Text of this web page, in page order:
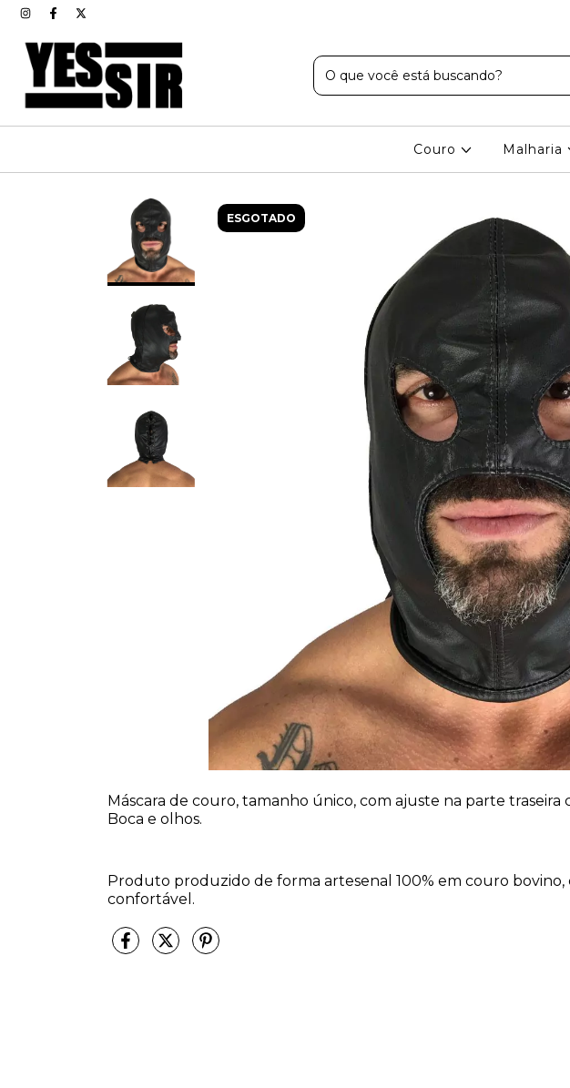
Couro Malharia
ESGOTADO
Máscara de couro, tamanho único, com ajuste na parte traseira
Boca e olhos.
Produto produzido de forma artesenal 100% em couro bovino,
confortável.